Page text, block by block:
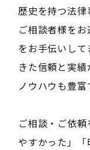
歴史を持つ法
ご相談者様を
をお手伝いし
きた信頼と実
ノウハウも豊富
ご相談・ご依
やすかった」「